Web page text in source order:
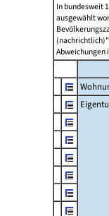
In bundesweit
ausgewählt
Abweichungen